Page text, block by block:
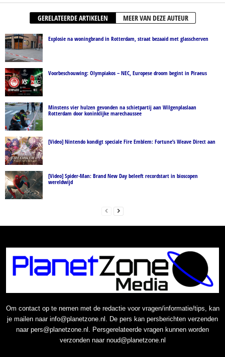
GERELATEERDE ARTIKELEN MEER VAN DEZE AUTEUR
Explosie na woningbrand in Rotterdam, straat bezaaid met glasscherven
Voorbeschouwing: Olympiakos – NEC, Europese droom begint in Piraeus
Minstens vier hulzen gevonden na schietpartij aan Wilgenplaslaan
Rotterdam door koninklijke marechaussee
[Video] Nintendo kondigt speciale Fire Emblem: Fortune’s Weave Direct aan
[Video] Spider-Man: Brand New Day beleeft recordstart in bioscopen
wereldwijd
Om contact op te nemen met de redactie voor vragen/informatie/tips, kan
je mailen naar info@planetzone.nl. De pers kan persberichten verzenden
naar pers@planetzone.nl. Persgerelateerde vragen kunnen worden
verzonden naar noud@planetzone.nl